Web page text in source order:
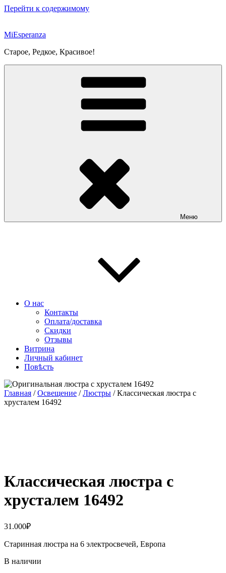
Перейти к содержимому
MiEsperanza
Старое, Редкое, Красивое!
Меню
О нас
Контакты
Оплата/доставка
Скидки
Отзывы
Витрина
Личный кабинет
Повѣсть
Главная /Освещение /Люстры / Классическая люстра с
хрусталем 16492
Классическая люстра с
хрусталем 16492
31.000₽
Старинная люстра на 6 электросвечей, Европа
В наличии